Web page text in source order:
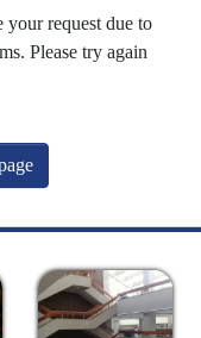
your request due to
Please try again